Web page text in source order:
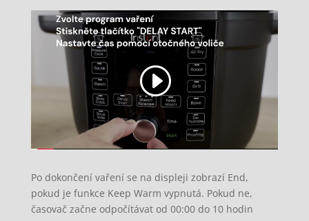
Po dokončení vaření se na displeji zobrazí End,
pokud je funkce Keep Warm vypnutá. Pokud ne,
časovač začne odpočítávat od 00:00 do 10 hodin